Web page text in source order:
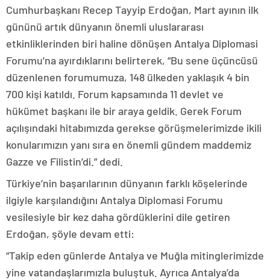
Cumhurbaşkanı Recep Tayyip Erdoğan, Mart ayının ilk
gününü artık dünyanın önemli uluslararası
etkinliklerinden biri haline dönüşen Antalya Diplomasi
Forumu’na ayırdıklarını belirterek, “Bu sene üçüncüsü
düzenlenen forumumuza, 148 ülkeden yaklaşık 4 bin
700 kişi katıldı. Forum kapsamında 11 devlet ve
hükümet başkanı ile bir araya geldik. Gerek Forum
açılışındaki hitabımızda gerekse görüşmelerimizde ikili
konularımızın yanı sıra en önemli gündem maddemiz
Gazze ve Filistin’di.” dedi.
Türkiye’nin başarılarının dünyanın farklı köşelerinde
ilgiyle karşılandığını Antalya Diplomasi Forumu
vesilesiyle bir kez daha gördüklerini dile getiren
Erdoğan, şöyle devam etti:
“Takip eden günlerde Antalya ve Muğla mitinglerimizde
yine vatandaşlarımızla buluştuk. Ayrıca Antalya’da